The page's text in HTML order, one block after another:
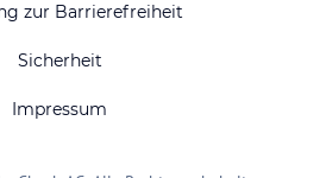
zur Barrierefreiheit
Sicherheit
Impressum